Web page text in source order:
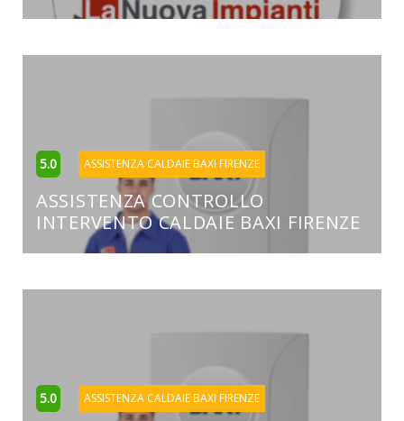
5.0 ASSISTENZA CALDAIE BAXI FIRENZE
ASSISTENZA CONTROLLO
INTERVENTO CALDAIE BAXI FIRENZE
5.0 ASSISTENZA CALDAIE BAXI FIRENZE